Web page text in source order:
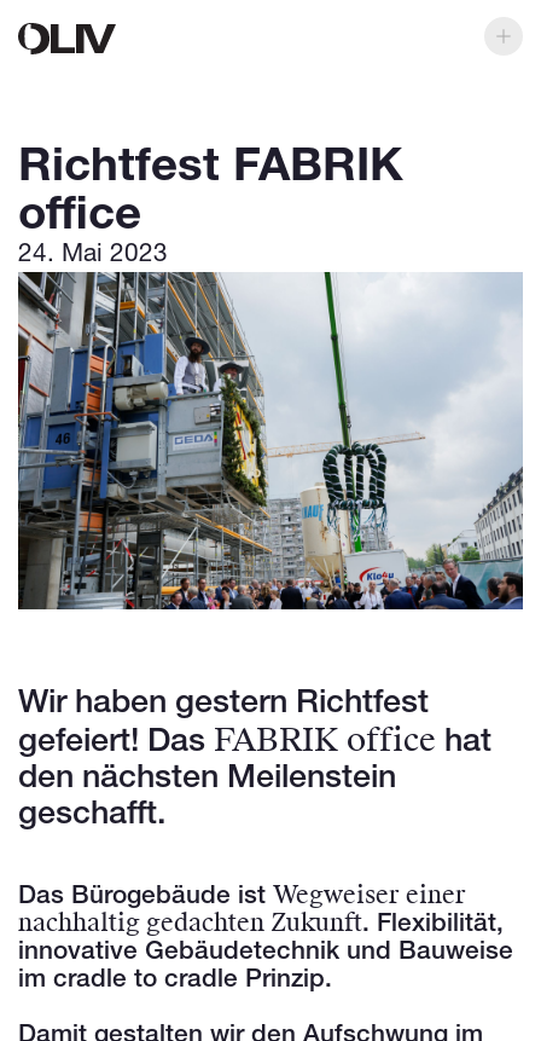
Richtfest FABRIK
office
24. Mai 2023
Wir haben gestern Richtfest
gefeiert! Das FABRIK office hat
den nächsten Meilenstein
geschafft.
Das Bürogebäude ist Wegweiser einer
nachhaltig gedachten Zukunft. Flexibilität,
innovative Gebäudetechnik und Bauweise
im cradle to cradle Prinzip.
Damit gestalten wir den Aufschwung im